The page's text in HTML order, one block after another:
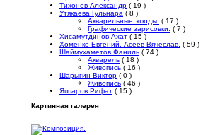
Тихонов Александр ( 19 )
Утякаева Гульнара ( 8 )
Акварельные этюды. ( 17 )
Графические зарисовки. ( 7 )
Хисамутдинов Ахат ( 15 )
Хоменко Евгений. Асеев Вячеслав. ( 59 )
Шаймухаметов Фаниль ( 74 )
Акварель ( 18 )
Живопись ( 16 )
Шарыгин Виктор ( 0 )
Живопись ( 46 )
Яппаров Рифат ( 15 )
Картинная галерея